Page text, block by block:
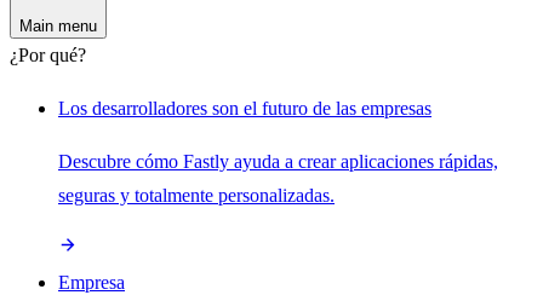
Main menu
¿Por qué?
Los desarrolladores son el futuro de las empresas
Descubre cómo Fastly ayuda a crear aplicaciones rápidas,
seguras y totalmente personalizadas.
Empresa